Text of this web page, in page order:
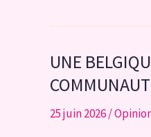
l
Parlons
!
UNE
25 juin 2026/